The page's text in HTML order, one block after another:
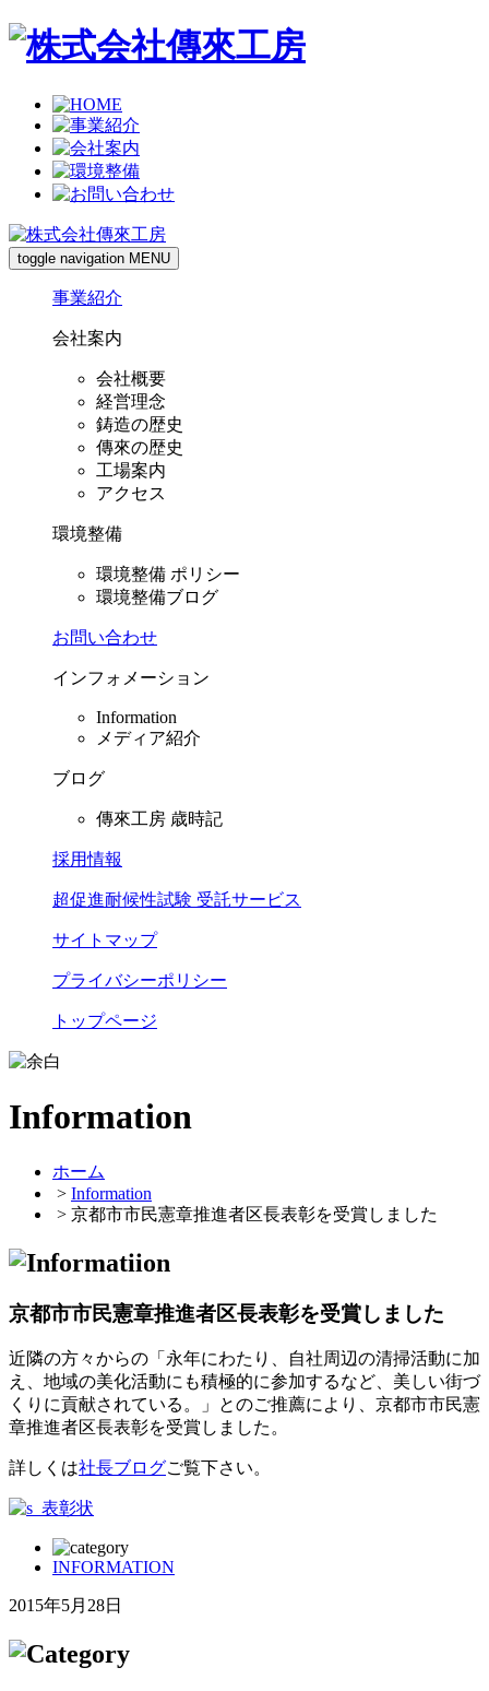
toggle navigation MENU
事業紹介
会社案内
会社概要
経営理念
鋳造の歴史
傳來の歴史
工場案内
アクセス
環境整備
環境整備 ポリシー
環境整備ブログ
お問い合わせ
インフォメーション
Information
メディア紹介
ブログ
傳來工房 歳時記
採用情報
超促進耐候性試験 受託サービス
サイトマップ
プライバシーポリシー
トップページ
Information
ホーム
> Information
> 京都市市民憲章推進者区長表彰を受賞しました
京都市市民憲章推進者区長表彰を受賞しました
近隣の方々からの「永年にわたり、自社周辺の清掃活動に加
え、地域の美化活動にも積極的に参加するなど、美しい街づ
くりに貢献されている。」とのご推薦により、京都市市民憲
章推進者区長表彰を受賞しました。
詳しくは社長ブログご覧下さい。
INFORMATION
2015年5月28日